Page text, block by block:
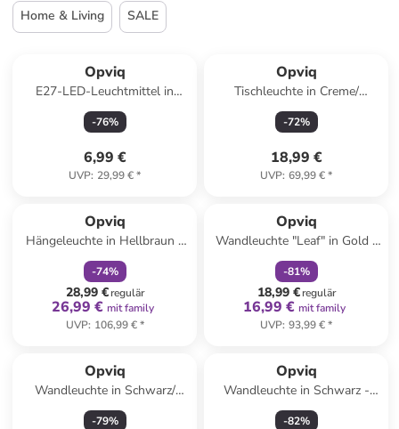
Home & Living SALE
Opviq
E27-LED-Leuchtmittel in
Warmweiß - EEK F (A bis G)
-76%
6,99 €
UVP: 29,99 €*
Opviq
Tischleuchte in Creme/
Hellbraun - (H)30 x Ø 22 cm
-72%
18,99 €
UVP: 69,99 €*
Opviq
Hängeleuchte in Hellbraun -
(H)80 x Ø 32 cm
-74%
28,99 €regulär
26,99 € mit family
UVP: 106,99 €*
Opviq
Wandleuchte "Leaf" in Gold -
(B)20 x (H)30 cm
-81%
18,99 €regulär
16,99 € mit family
UVP: 93,99 €*
Opviq
Wandleuchte in Schwarz/
Gold - (B)18 x (H)58 cm
-79%
Opviq
Wandleuchte in Schwarz -
(B)24 x (H)24 cm x Ø 15
-82%